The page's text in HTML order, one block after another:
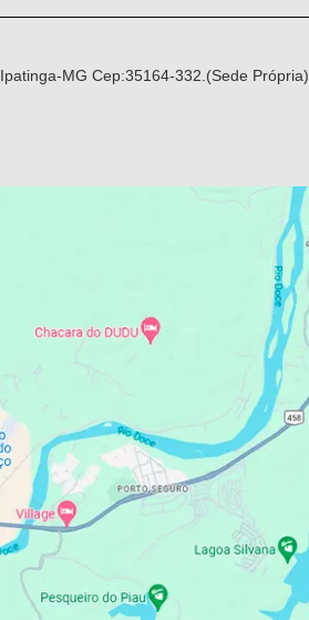
MG Cep:35164-332.(Sede Própria)